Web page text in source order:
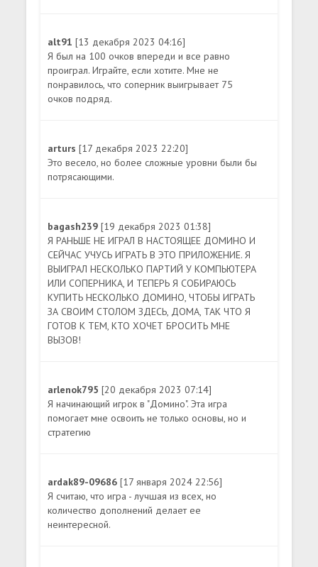
alt91[13 декабря 2023 04:16]
Я был на 100 очков впереди и все равно
проиграл. Играйте, если хотите. Мне не
понравилось, что соперник выигрывает 75
очков подряд.
arturs[17 декабря 2023 22:20]
Это весело, но более сложные уровни были бы
потрясающими.
bagash239[19 декабря 2023 01:38]
Я РАНЬШЕ НЕ ИГРАЛ В НАСТОЯЩЕЕ ДОМИНО И
СЕЙЧАС УЧУСЬ ИГРАТЬ В ЭТО ПРИЛОЖЕНИЕ. Я
ВЫИГРАЛ НЕСКОЛЬКО ПАРТИЙ У КОМПЬЮТЕРА
ИЛИ СОПЕРНИКА, И ТЕПЕРЬ Я СОБИРАЮСЬ
КУПИТЬ НЕСКОЛЬКО ДОМИНО, ЧТОБЫ ИГРАТЬ
ЗА СВОИМ СТОЛОМ ЗДЕСЬ, ДОМА, ТАК ЧТО Я
ГОТОВ К ТЕМ, КТО ХОЧЕТ БРОСИТЬ МНЕ
ВЫЗОВ!
arlenok795[20 декабря 2023 07:14]
Я начинающий игрок в "Домино". Эта игра
помогает мне освоить не только основы, но и
стратегию
ardak89-09686[17 января 2024 22:56]
Я считаю, что игра - лучшая из всех, но
количество дополнений делает ее
неинтересной.